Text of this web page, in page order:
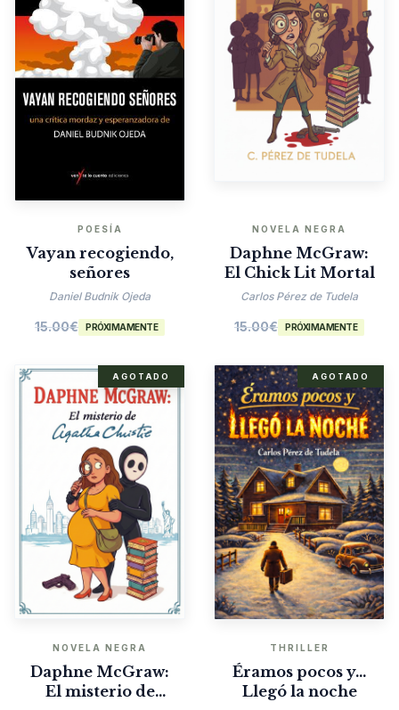
POESÍA
Vayan recogiendo,
señores
Daniel Budnik Ojeda
15.00€ PRÓXIMAMENTE
NOVELA NEGRA
Daphne McGraw:
El Chick Lit Mortal
Carlos Pérez de Tudela
15.00€ PRÓXIMAMENTE
AGOTADO
NOVELA NEGRA
Daphne McGraw:
El misterio de
AGOTADO
THRILLER
Éramos pocos y…
Llegó la noche